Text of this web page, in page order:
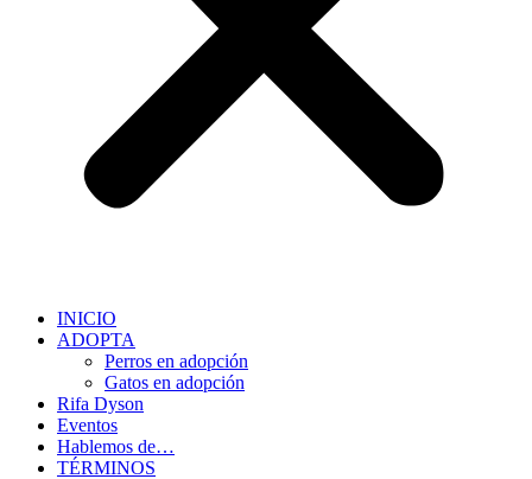
INICIO
ADOPTA
Perros en adopción
Gatos en adopción
Rifa Dyson
Eventos
Hablemos de…
TÉRMINOS